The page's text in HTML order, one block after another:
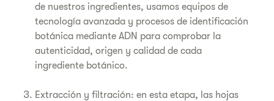
de nuestros ingredientes, usamos equipos de
tecnología avanzada y procesos de identificación
botánica mediante ADN para comprobar la
autenticidad, origen y calidad de cada
ingrediente botánico.
Extracción y filtración: en esta etapa, las hojas